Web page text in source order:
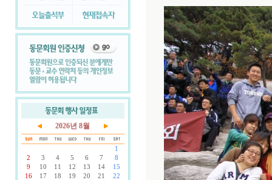
2026년 8월
1
2
3 4 5 6 7
8
9
10 11 12 13 14
15
16
17 18 19 20 21
22